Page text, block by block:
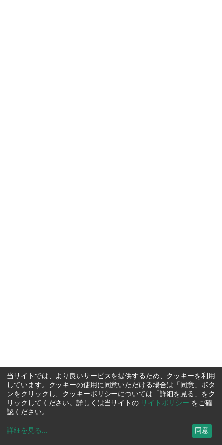
当サイトでは、より良いサービスを提供するため、クッキーを利用
しています。クッキーの使用に同意いただける場合は「同意」ボタ
ンをクリックし、クッキーポリシーについては「詳細を見る」をク
リックしてください。詳しくは当サイトの サイトポリシー をご確
認ください。
詳細を見る ... 同意